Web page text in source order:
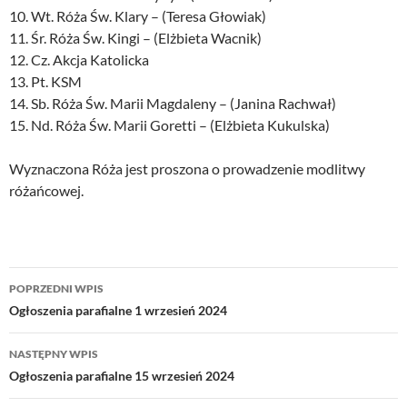
10. Wt. Róża Św. Klary – (Teresa Głowiak)
11. Śr. Róża Św. Kingi – (Elżbieta Wacnik)
12. Cz. Akcja Katolicka
13. Pt. KSM
14. Sb. Róża Św. Marii Magdaleny – (Janina Rachwał)
15. Nd. Róża Św. Marii Goretti – (Elżbieta Kukulska)
Wyznaczona Róża jest proszona o prowadzenie modlitwy
różańcowej.
Nawigacja
wpisu
POPRZEDNI WPIS
Ogłoszenia parafialne 1 wrzesień 2024
NASTĘPNY WPIS
Ogłoszenia parafialne 15 wrzesień 2024